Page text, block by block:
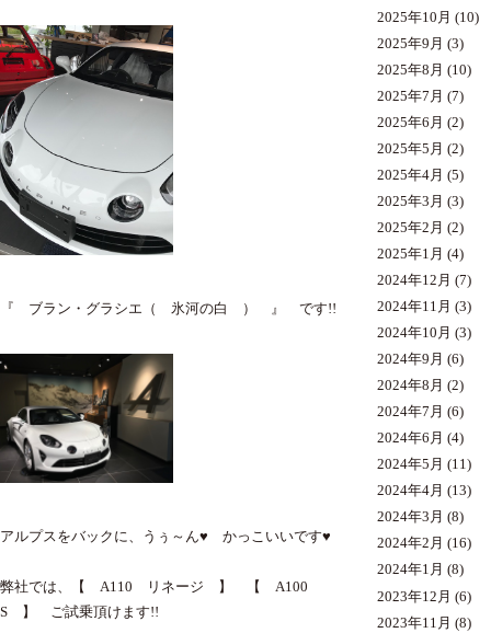
『 ブラン・グラシエ（ 氷河の白 ） 』 です!!
アルプスをバックに、うぅ～ん♥ かっこいいです♥
弊社では、【 A110 リネージ 】 【 A100
S 】 ご試乗頂けます!!
2025年10月 (10)
2025年9月 (3)
2025年8月 (10)
2025年7月 (7)
2025年6月 (2)
2025年5月 (2)
2025年4月 (5)
2025年3月 (3)
2025年2月 (2)
2025年1月 (4)
2024年12月 (7)
2024年11月 (3)
2024年10月 (3)
2024年9月 (6)
2024年8月 (2)
2024年7月 (6)
2024年6月 (4)
2024年5月 (11)
2024年4月 (13)
2024年3月 (8)
2024年2月 (16)
2024年1月 (8)
2023年12月 (6)
2023年11月 (8)